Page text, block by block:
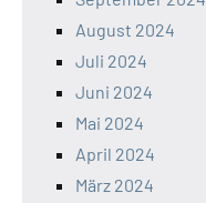
August 2024
Juli 2024
Juni 2024
Mai 2024
April 2024
März 2024